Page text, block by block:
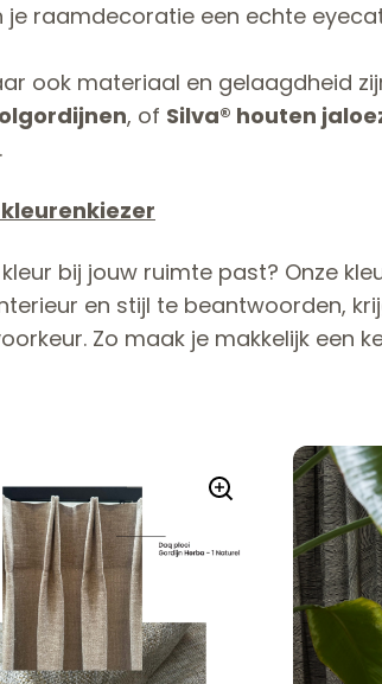
je raamdecoratie een echte
ook materiaal en gelaagdheid
, of Silva® houten
.
bij jouw ruimte past? Onze
en stijl te beantwoorden,
Zo maak je makkelijk een